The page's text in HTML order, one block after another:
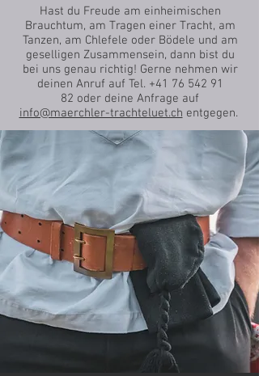
Hast du Freude am einheimischen
Brauchtum, am Tragen einer Tracht, am
Tanzen, am Chlefele oder Bödele und am
geselligen Zusammensein, dann bist du
bei uns genau richtig! Gerne nehmen wir
deinen Anruf auf Tel. +41 76 542 91
82 oder deine Anfrage auf
info@maerchler-trachteluet.ch entgegen.